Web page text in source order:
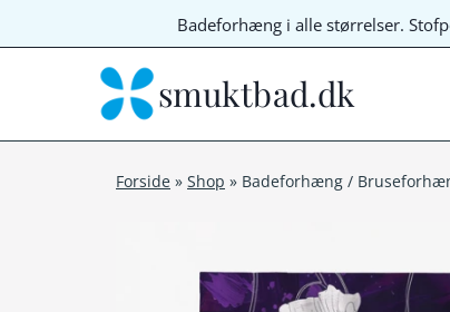
til
Badeforhæng i alle størrelser.
smuktbad.dk
Forside » Shop » Badeforhæng /